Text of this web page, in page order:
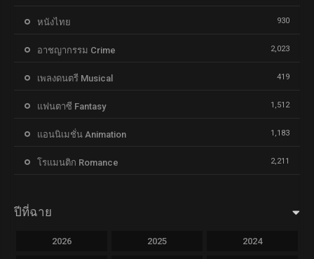
หนังไทย 930
อาชญากรรม Crime 2,023
เพลงดนตรี Musical 419
แฟนตาซี Fantasy 1,512
แอนนิเมชั่น Animation 1,183
โรแมนติก Romance 2,211
ปีที่ฉาย
2026 2025 2024